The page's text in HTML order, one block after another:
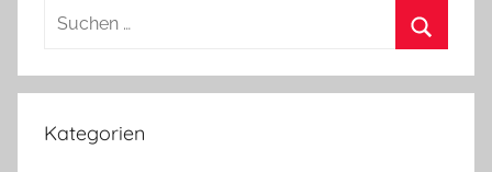
Suchen
Kategorien